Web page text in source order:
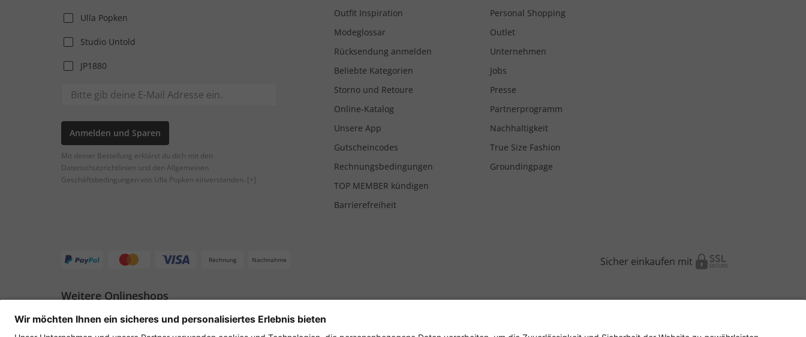
Ulla Popken
Studio Untold
JP1880
Anmelden und Sparen
Mit deiner Bestellung erklärst du dich mit den
Datenschutzrichtlinien und den Allgemeinen
Geschäftsbedingungen von Ulla Popken einverstanden. [+]
Outfit Inspiration
Modeglossar
Rücksendung anmelden
Beliebte Kategorien
Storno und Retoure
Online-Katalog
Unsere App
Gutscheincodes
Rechnungsbedingungen
TOP MEMBER kündigen
Barrierefreiheit
Personal Shopping
Outlet
Unternehmen
Jobs
Presse
Partnerprogramm
Nachhaltigkeit
True Size Fashion
Groundingpage
Rechnung Nachnahme Sicher einkaufen mit
Weitere Onlineshops
Deutschland